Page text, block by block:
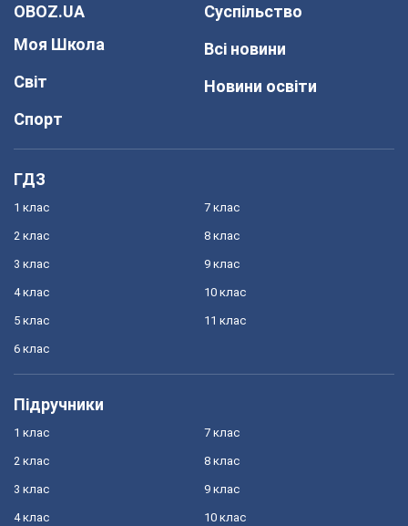
OBOZ.UA
Моя Школа
Світ
Спорт
Суспільство
Всі новини
Новини освіти
ГДЗ
1 клас
2 клас
3 клас
4 клас
5 клас
6 клас
7 клас
8 клас
9 клас
10 клас
11 клас
Підручники
1 клас
2 клас
3 клас
4 клас
7 клас
8 клас
9 клас
10 клас